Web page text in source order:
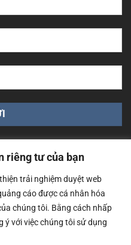
riêng tư của bạn
trải nghiệm duyệt web
cáo được cá nhân hóa
chúng tôi. Bằng cách nhấp
ý với việc chúng tôi sử dụng
- Số ĐKKD: 0108783483
Hoạch và Đầu Tư Tp. Hà
All Rights Reserved